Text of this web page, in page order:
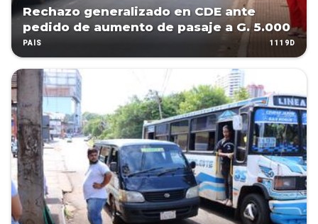
Rechazo generalizado en CDE ante
pedido de aumento de pasaje a G. 5.000
PAÍS 1119D